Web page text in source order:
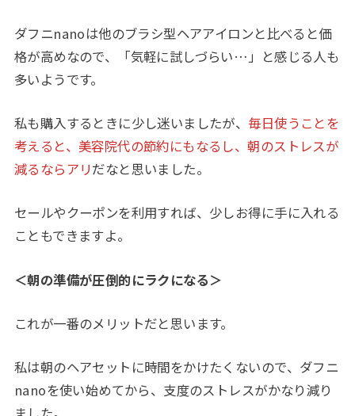
ダフニnanoは他のブラシ型ヘアアイロンと比べると価
格が高めなので、「気軽に試しづらい…」と感じる人も
多いようです。
私も購入するときに少し迷いましたが、 毎日使うことを
考えると、美容院代の節約にもなるし、朝のストレスが
減るならアリだなと思いました。
セールやクーポンを利用すれば、少しお得に手に入れる
こともできますよ。
＜朝の準備が圧倒的にラクになる＞
これが一番のメリットだと思います。
私は朝のヘアセットに時間をかけたくないので、ダフニ
nanoを使い始めてから、支度のストレスがかなり減り